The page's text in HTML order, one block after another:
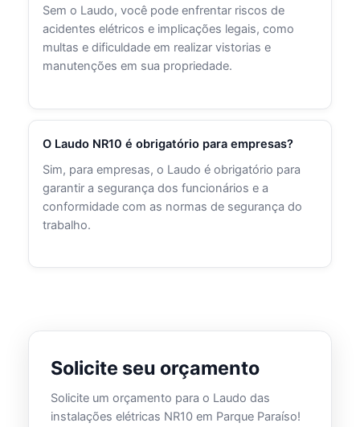
Sem o Laudo, você pode enfrentar riscos de
acidentes elétricos e implicações legais, como
multas e dificuldade em realizar vistorias e
manutenções em sua propriedade.
O Laudo NR10 é obrigatório para empresas?
Sim, para empresas, o Laudo é obrigatório para
garantir a segurança dos funcionários e a
conformidade com as normas de segurança do
trabalho.
Solicite seu orçamento
Solicite um orçamento para o Laudo das
instalações elétricas NR10 em Parque Paraíso!